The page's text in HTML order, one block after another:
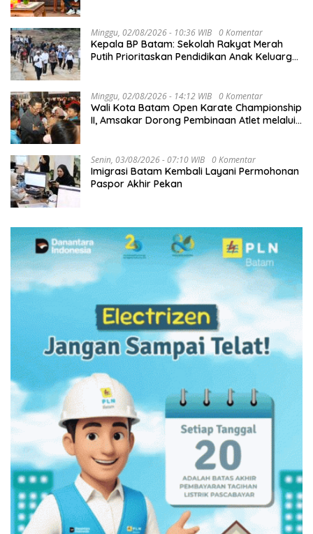
Minggu, 02/08/2026 - 10:36 WIB 0 Komentar
Kepala BP Batam: Sekolah Rakyat Merah
Putih Prioritaskan Pendidikan Anak Keluarga
Minggu, 02/08/2026 - 14:12 WIB 0 Komentar
Wali Kota Batam Open Karate Championship
II, Amsakar Dorong Pembinaan Atlet melalui
Senin, 03/08/2026 - 07:10 WIB 0 Komentar
Imigrasi Batam Kembali Layani Permohonan
Paspor Akhir Pekan